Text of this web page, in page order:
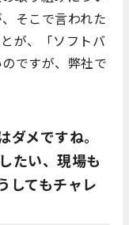
そこで言われた
が、「ソフトバ
ですが、弊社で
ダメですね。
たい、現場も
してもチャレ